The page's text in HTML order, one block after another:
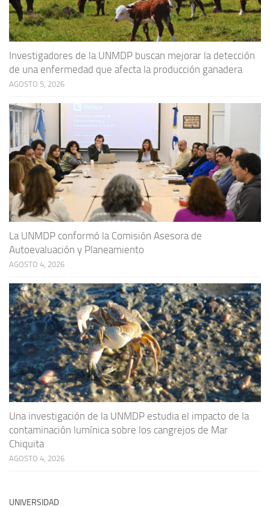
Investigadores de la UNMDP buscan mejorar la detección
de una enfermedad que afecta la producción ganadera
AGOSTO 5, 2026
La UNMDP conformó la Comisión Asesora de
Autoevaluación y Planeamiento
AGOSTO 4, 2026
Una investigación de la UNMDP estudia el impacto de la
contaminación lumínica sobre los cangrejos de Mar
Chiquita
AGOSTO 4, 2026
UNIVERSIDAD